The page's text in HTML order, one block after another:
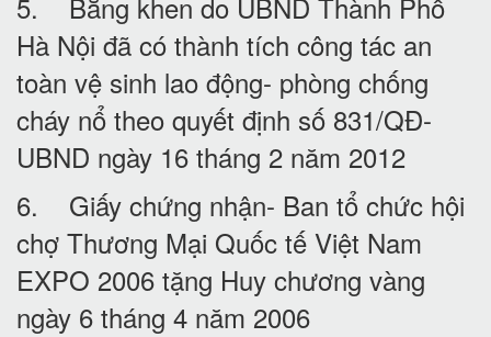
Hà Nội đã có thành tích công tác an
toàn vệ sinh lao động- phòng chống
cháy nổ theo quyết định số 831/QĐ-
UBND ngày 16 tháng 2 năm 2012
6. Giấy chứng nhận- Ban tổ chức hội
chợ Thương Mại Quốc tế Việt Nam
EXPO 2006 tặng Huy chương vàng
ngày 6 tháng 4 năm 2006